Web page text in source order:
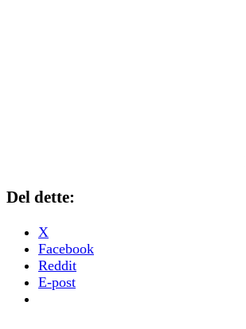
Del dette:
X
Facebook
Reddit
E-post